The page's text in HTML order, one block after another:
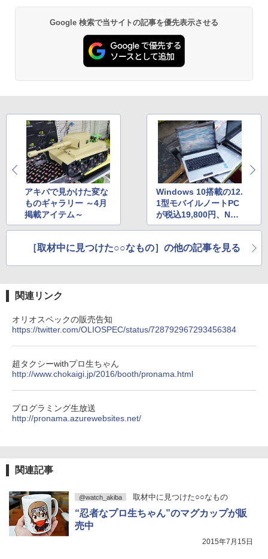
Google 検索で当サイトの記事を優先表示させる
アキバで見かけた変な
ものギャラリー ～4月
掲載アイテム～
Windows 10搭載の12.
1型モバイルノートPC
が税込19,800円、NEC
製
［取材中に見つけた○○なもの］の他の記事を見る
関連リンク
オリオスペックの販売告知
https://twitter.com/OLIOSPEC/status/728792967293456384
超タクシーwithプロ生ちゃん
http://www.chokaigi.jp/2016/booth/pronama.html
プログラミング生放送
http://pronama.azurewebsites.net/
関連記事
@watch_akiba 取材中に見つけた○○なもの
“忍者なプロ生ちゃん”のマグカップが販
売中
2015年7月15日